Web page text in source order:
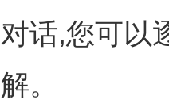
对话,您可以
解。